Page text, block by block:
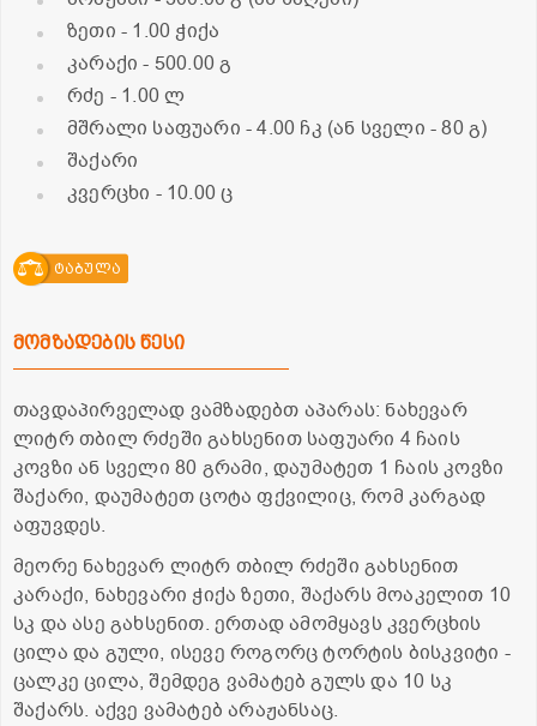
ზეთი - 1.00 ჭიქა
კარაქი- 500.00 გ
რძე - 1.00 ლ
მშრალი საფუარი - 4.00 ჩკ (ან სველი - 80 გ)
შაქარი
კვერცხი - 10.00 ც
ტაბულა
მომზადების წესი
თავდაპირველად ვამზადებთ აპარას: ნახევარ
ლიტრ თბილ რძეში გახსენით საფუარი 4 ჩაის
კოვზი ან სველი 80 გრამი, დაუმატეთ 1 ჩაის კოვზი
შაქარი, დაუმატეთ ცოტა ფქვილიც, რომ კარგად
აფუვდეს.
მეორე ნახევარ ლიტრ თბილ რძეში გახსენით
კარაქი, ნახევარი ჭიქა ზეთი, შაქარს მოაკელით 10
სკ და ასე გახსენით. ერთად ამომყავს კვერცხის
ცილა და გული, ისევე როგორც ტორტის ბისკვიტი -
ცალკე ცილა, შემდეგ ვამატებ გულს და 10 სკ
შაქარს. აქვე ვამატებ არაჟანსაც.